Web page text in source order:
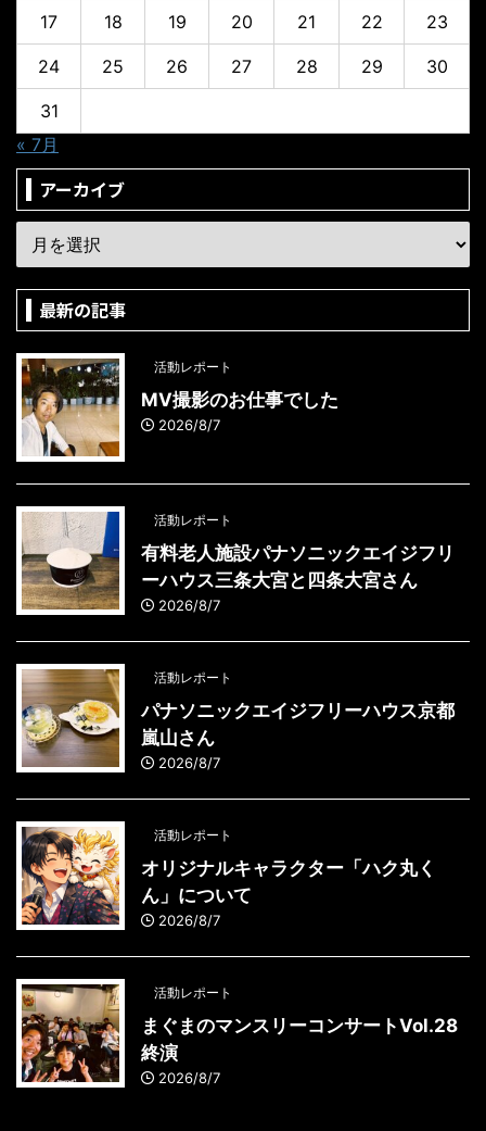
17 18 19 20 21 22 23
24 25 26 27 28 29 30
31
« 7月
アーカイブ
最新の記事
活動レポート
MV撮影のお仕事でした
2026/8/7
活動レポート
有料老人施設パナソニックエイジフリ
ーハウス三条大宮と四条大宮さん
2026/8/7
活動レポート
パナソニックエイジフリーハウス京都
嵐山さん
2026/8/7
活動レポート
オリジナルキャラクター「ハク丸く
ん」について
2026/8/7
活動レポート
まぐまのマンスリーコンサートVol.28
終演
2026/8/7